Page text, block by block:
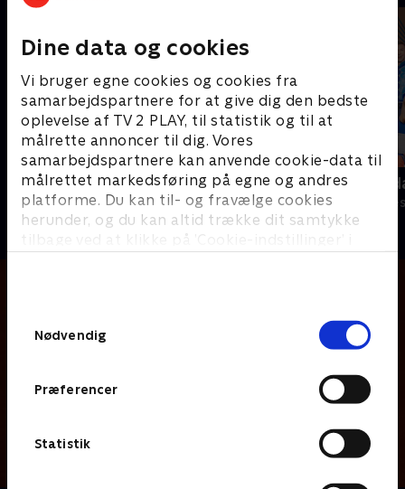
Dine data og cookies
Vi bruger egne cookies og cookies fra
samarbejdspartnere for at give dig den bedste
oplevelse af TV 2 PLAY, til statistik og til at
målrette annoncer til dig. Vores
samarbejdspartnere kan anvende cookie-data til
målrettet markedsføring på egne og andres
platforme. Du kan til- og fravælge cookies
herunder, og du kan altid trække dit samtykke
tilbage ved at klikke på ’Cookie-indstillinger’ i
Nødvendig
Præferencer
Statistik
Mordene i Marlow
Krimi & Spænding • 2 sæsoner
Robssons
Komedie • 1